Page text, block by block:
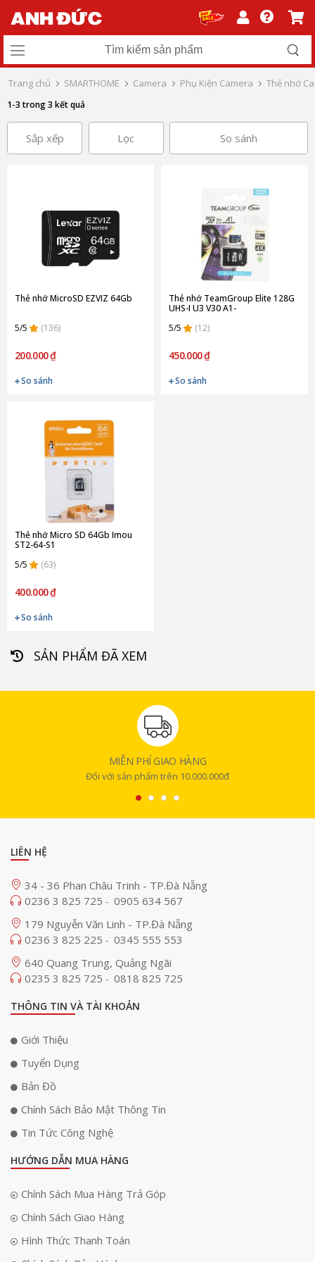
Trang chủ SMARTHOME Camera Phụ Kiện Camera Thẻ nhớ
1-3 trong 3 kết quả
Sắp xếp Lọc So sánh
Thẻ nhớ MicroSD EZVIZ 64Gb
5/5 (136)
200.000 ₫
So sánh
Thẻ nhớ TeamGroup Elite 128G
UHS-I U3 V30 A1-
hãng)
5/5 (12)
450.000 ₫
So sánh
Thẻ nhớ Micro SD 64Gb Imou
ST2-64-S1
5/5
(63)
400.000 ₫
So sánh
SẢN PHẨM ĐÃ XEM
MIỄN PHÍ GIAO HÀNG
Đối với sản phẩm trên 10.000.000đ
LIÊN HỆ
34 - 36 Phan Châu Trinh - TP.Đà Nẵng
0236 3 825 725 - 0905 634 567
179 Nguyễn Văn Linh - TP.Đà Nẵng
0236 3 825 225 - 0345 555 553
640 Quang Trung, Quảng Ngãi
0235 3 825 725 - 0818 825 725
THÔNG TIN VÀ TÀI KHOẢN
Giới Thiệu
Tuyển Dụng
Bản Đồ
Chính Sách Bảo Mật Thông Tin
Tin Tức Công Nghệ
HƯỚNG DẪN MUA HÀNG
Chính Sách Mua Hàng Trả Góp
Chính Sách Giao Hàng
Hình Thức Thanh Toán